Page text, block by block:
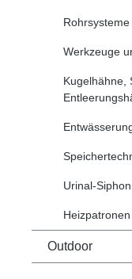
Rohrsysteme
Werkzeuge
Kugelhähne,
Urinal-
Heizpatronen
Outdoor